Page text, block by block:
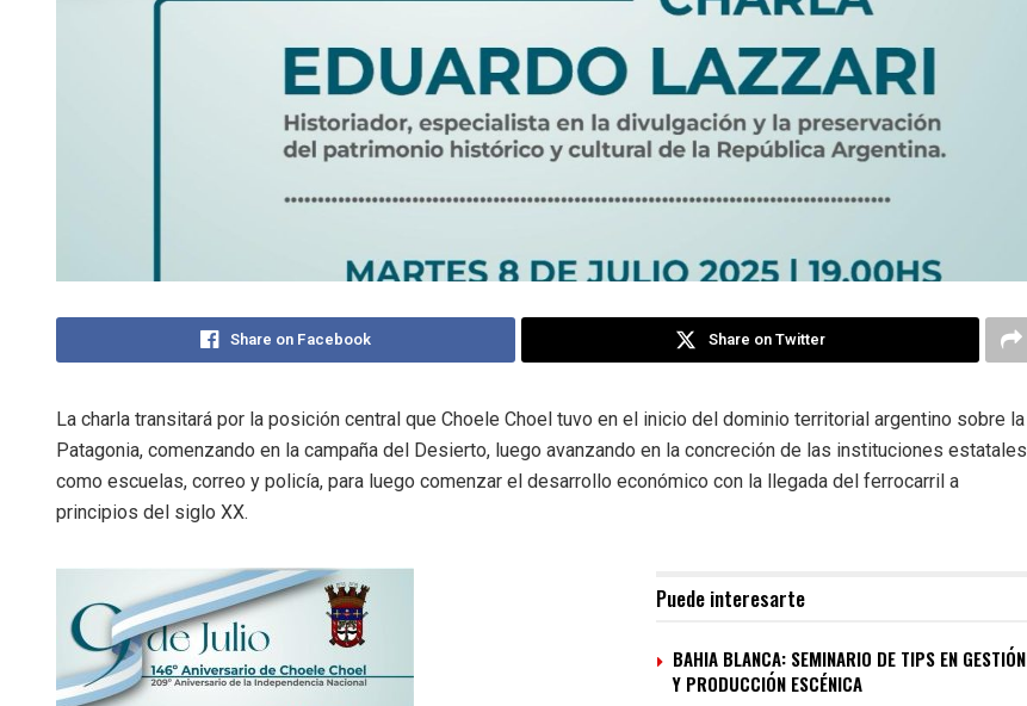
Share on Facebook Share on Twitter
La charla transitará por la posición central que Choele Choel tuvo en el inicio del dominio territorial argentino sobre la
Patagonia, comenzando en la campaña del Desierto, luego avanzando en la concreción de las instituciones estatales
como escuelas, correo y policía, para luego comenzar el desarrollo económico con la llegada del ferrocarril a
principios del siglo XX.
Puede interesarte
BAHIA BLANCA: SEMINARIO DE TIPS EN GESTIÓN
Y PRODUCCIÓN ESCÉNICA